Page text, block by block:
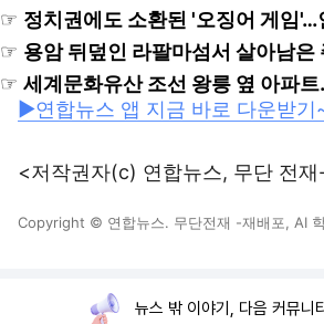
☞ 정치권에도 소환된 '오징어 게임
☞ 용암 뒤덮인 라팔마섬서 살아남
☞ 세계문화유산 조선 왕릉 옆 아파
▶연합뉴스 앱 지금 바로 다운받기
<저작권자(c) 연합뉴스, 무단 전
Copyright © 연합뉴스. 무단전재 -재배포, AI
뉴스 밖 이야기, 다음 커뮤니